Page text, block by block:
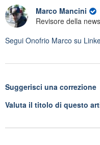
Marco Mancini
Revisore della news
Segui Onofrio Marco su
Suggerisci una correzione
Valuta il titolo di questo